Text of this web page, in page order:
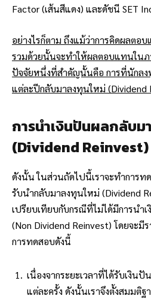
Factor (เส้นสีแดง) และดัชนี SET
อย่างไรก็ตาม ถึงแม้ว่าการคิดผลตอ
รวมด้วยนั้นจะทำให้ผลตอบแทนใน
ปัจจัยหนึ่งที่สำคัญนั้นคือ การที่นักล
แต่ละปีกลับมาลงทุนใหม่ (Dividend
การนำเงินปันผลกลับม
(Dividend Reinvest)
ดังนั้น ในส่วนถัดไปนี้เราจะทำการ
รับนำกลับมาลงทุนใหม่ (Dividend
เปรียบเทียบกับกรณีที่ไม่ได้มีการนำ
(Non Dividend Reinvest) โดยจะมี
การทดสอบดังนี้
เนื่องจากระยะเวลาที่ได้รับเงิน
แต่ละครั้ง ดังนั้นเราจึงตั้งสมมติฐ